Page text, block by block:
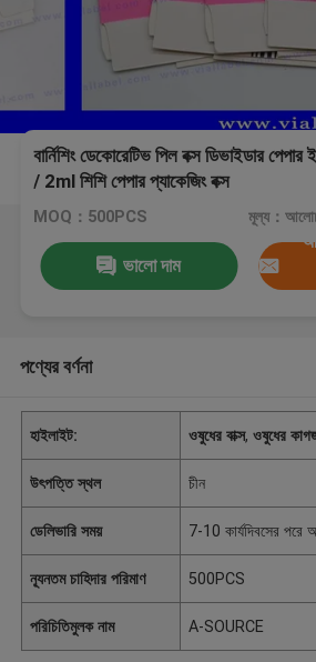
বার্নিশিং ডেকোরেটিভ পিল বক্স ডিভাইডার
/ 2ml শিশি পেপার প্যাকেজিং বক্স
MOQ：500PCS মূল্য：
ভালো দাম
পণ্যের বর্ণনা
হাইলাইট: ওষুধের বাক্স,ওষুধের
উৎপত্তি স্থল চীন
ডেলিভারি সময় 7-10 কার্যদিবসের পরে
ন্যূনতম চাহিদার পরিমাণ 500PCS
পরিচিতিমুলক নাম A-SOURCE